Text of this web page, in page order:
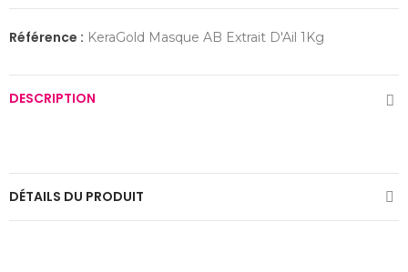
Référence : KeraGold Masque AB Extrait D'Ail 1Kg
DESCRIPTION
DÉTAILS DU PRODUIT